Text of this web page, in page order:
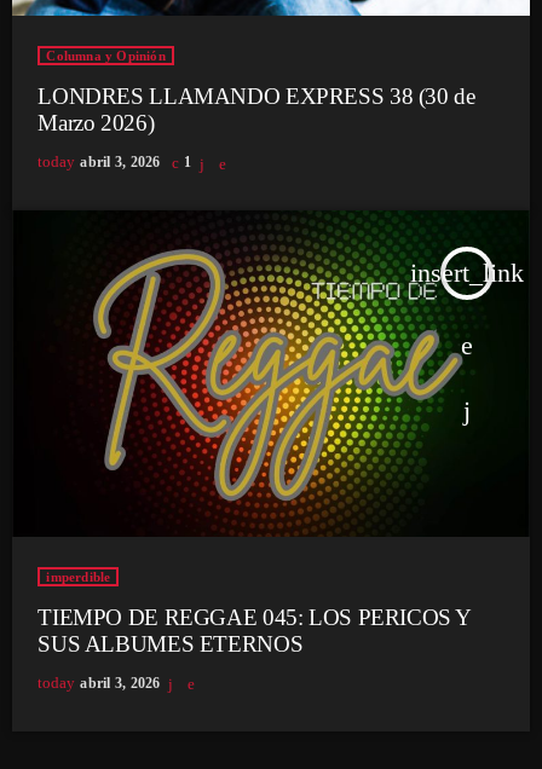
Columna y Opinión
LONDRES LLAMANDO EXPRESS 38 (30 de
Marzo 2026)
today abril 3, 2026 1
insert_link
imperdible
TIEMPO DE REGGAE 045: LOS PERICOS Y
SUS ALBUMES ETERNOS
today abril 3, 2026